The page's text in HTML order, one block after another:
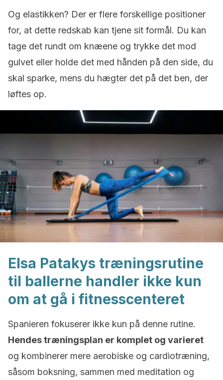
Og elastikken? Der er flere forskellige positioner
for, at dette redskab kan tjene sit formål. Du kan
tage det rundt om knæene og trykke det mod
gulvet eller holde det med hånden på den side, du
skal sparke, mens du hægter det på det ben, der
løftes op.
Elsa Patakys træningsrutine
til ballerne handler ikke kun
om at gå i fitnesscenteret
Spanieren fokuserer ikke kun på denne rutine.
Hendes træningsplan er komplet og varieret
og kombinerer mere aerobiske og cardiotræning,
såsom boksning, sammen med meditation og